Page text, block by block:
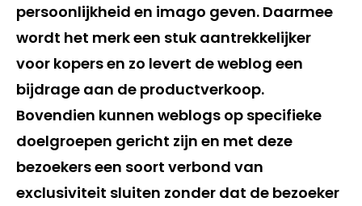
persoonlijkheid en imago geven. Daarmee
wordt het merk een stuk aantrekkelijker
voor kopers en zo levert de weblog een
bijdrage aan de productverkoop.
Bovendien kunnen weblogs op specifieke
doelgroepen gericht zijn en met deze
bezoekers een soort verbond van
exclusiviteit sluiten zonder dat de bezoeker